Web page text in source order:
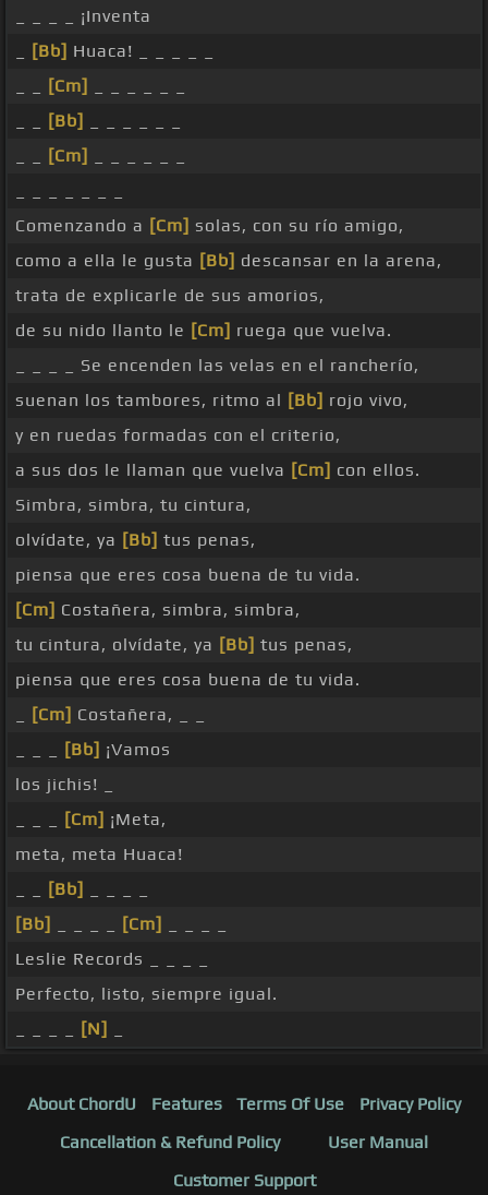
_ _ _ _ ¡Inventa
[Bb] Huaca! _ _ _ _ _
[Cm]
[Bb]
[Cm]
Comenzando a [Cm] solas, con su río amigo,
como a ella le gusta [Bb] descansar en la arena,
trata de explicarle de sus amorios,
de su nido llanto le [Cm] ruega que vuelva.
_ _ _ _ Se encenden las velas en el rancherío,
suenan los tambores, ritmo al [Bb] rojo vivo,
y en ruedas formadas con el criterio,
a sus dos le llaman que vuelva [Cm] con ellos.
Simbra, simbra, tu cintura,
olvídate, ya [Bb] tus penas,
piensa que eres cosa buena de tu vida.
[Cm] Costañera, simbra, simbra,
tu cintura, olvídate, ya [Bb] tus penas,
piensa que eres cosa buena de tu vida.
[Cm] Costañera, _ _
[Bb] ¡Vamos
los jichis! _
[Cm] ¡Meta,
meta, meta Huaca!
[Bb]
[Bb]
[Cm]
Leslie Records _ _ _ _
Perfecto, listo, siempre igual.
[N]
About ChordU Features Terms Of Use
Privacy Policy
Cancellation & Refund Policy
User Manual
Customer Support